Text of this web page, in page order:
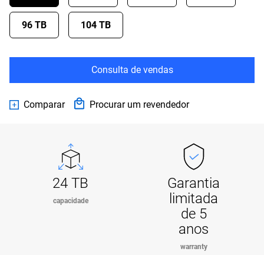
96 TB 104 TB
Consulta de vendas
Comparar Procurar um revendedor
24 TB
capacidade
Garantia
limitada
de 5
anos
warranty